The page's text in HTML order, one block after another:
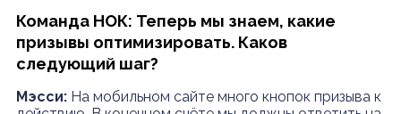
Команда НОК: Теперь мы знаем, какие
призывы оптимизировать. Каков
следующий шаг?
Мэсси:На мобильном сайте много кнопок призыва к